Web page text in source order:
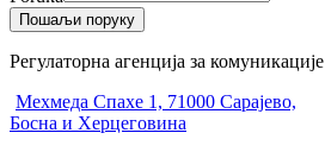
Пошаљи поруку
Регулаторна агенција за комуникације
Мехмеда Спахе 1, 71000 Сарајево,
Босна и Херцеговина